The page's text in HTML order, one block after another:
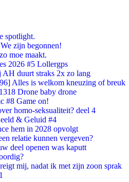
spotlight.
zijn begonnen!
moe maakt.
2026 #5 Lollergps
AH duurt straks 2x zo lang
Alles is welkom kneuzing of breuk
Drone baby drone
#8 Game on!
homo-seksualiteit? deel 4
& Geluid #4
hem in 2028 opvolgt
relatie kunnen vergeven?
deel openen was kaputt
mij, nadat ik met zijn zoon sprak